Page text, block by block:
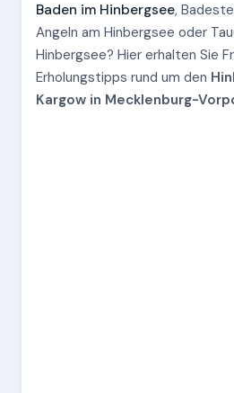
Baden im Hinbergsee,
Angeln am Hinbergsee oder
Hinbergsee? Hier erhalten Sie
Erholungstipps rund um den
Kargow in Mecklenburg-